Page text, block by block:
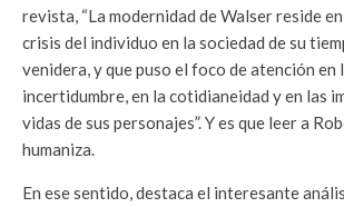
revista, “La modernidad de Walser reside
crisis del individuo en la sociedad de su
venidera, y que puso el foco de atención en
incertidumbre, en la cotidianeidad y en las
vidas de sus personajes”. Y es que leer a
humaniza.
En ese sentido, destaca el interesante